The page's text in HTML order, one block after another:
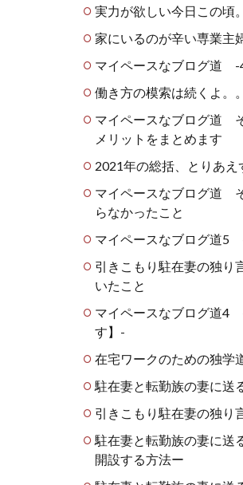
実力が欲しい今日この頃
家にいるのが辛い専業
マイペースなブログ道 -
働き方の模索は続くよ。
マイペースなブログ道
メリットをまとめます
2021年の総括、とりあ
マイペースなブログ道
らなかったこと
マイペースなブログ道5
引きこもり駐在妻の独
いたこと
マイペースなブログ道4
す】-
在宅ワークのための独
駐在妻と転勤族の妻に
引きこもり駐在妻の独
駐在妻と転勤族の妻に
開設する方法ー